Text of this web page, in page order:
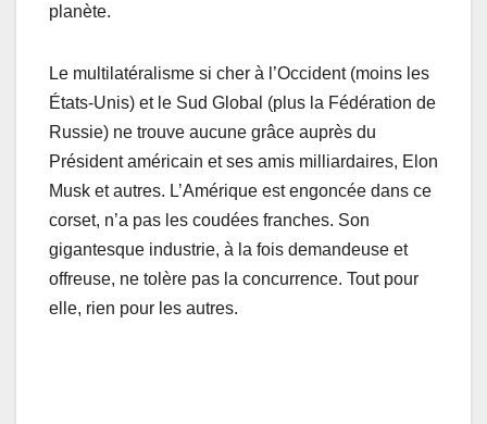
planète.
Le multilatéralisme si cher à l’Occident (moins les
États-Unis) et le Sud Global (plus la Fédération de
Russie) ne trouve aucune grâce auprès du
Président américain et ses amis milliardaires, Elon
Musk et autres. L’Amérique est engoncée dans ce
corset, n’a pas les coudées franches. Son
gigantesque industrie, à la fois demandeuse et
offreuse, ne tolère pas la concurrence. Tout pour
elle, rien pour les autres.